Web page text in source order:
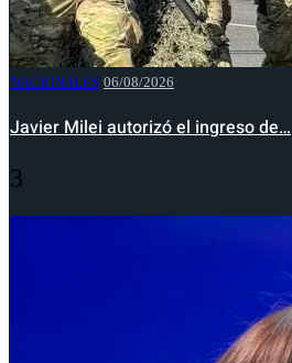
NACIONALES 06/08/2026
Javier Milei autorizó el ingreso de…
3